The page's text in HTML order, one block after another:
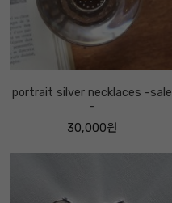
portrait silver necklaces -sale
-
30,000원